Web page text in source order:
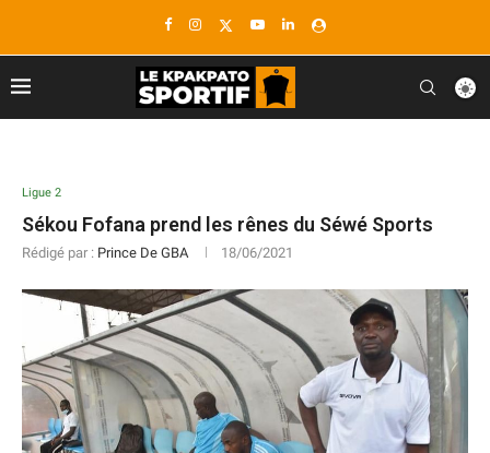
Ligue 2
Sékou Fofana prend les rênes du Séwé Sports
Rédigé par : Prince De GBA 18/06/2021